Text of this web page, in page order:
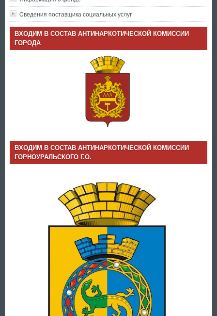
Cведения поставщика социальных услуг
ВХОДИМ В СОСТАВ АНТИНАРКОТИЧЕСКОЙ КОМИССИИ
ГОРОДА
ВХОДИМ В СОСТАВ АНТИНАРКОТИЧЕСКОЙ КОМИССИИ
ГОРНОУРАЛЬСКОГО Г.О.